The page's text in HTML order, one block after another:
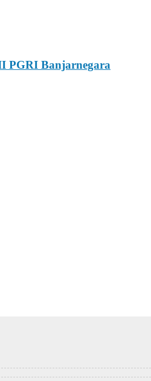
PGRI Banjarnegara